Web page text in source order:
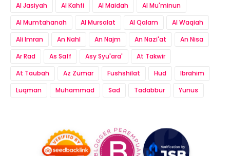
Al Jasiyah
Al Kahfi Al Maidah
Al Mu'minun
Al Mumtahanah
Al Mursalat Al Qalam
Al Waqiah
Ali Imran
An Nahl An Najm An Nazi'at
An Nisa
Ar Rad
As Saff Asy Syu'ara'
At Takwir
At Taubah
Az Zumar Fushshilat Hud
Ibrahim
Luqman
Muhammad Sad Tadabbur Yunus